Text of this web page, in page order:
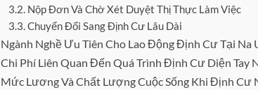
Nộp Đơn Và Chờ Xét Duyệt Thị Thực Làm Việc
Chuyển Đổi Sang Định Cư Lâu Dài
Ngành Nghề Ưu Tiên Cho Lao Động Định Cư Tại Na
Chi Phí Liên Quan Đến Quá Trình Định Cư Diện Tay
Mức Lương Và Chất Lượng Cuộc Sống Khi Định Cư